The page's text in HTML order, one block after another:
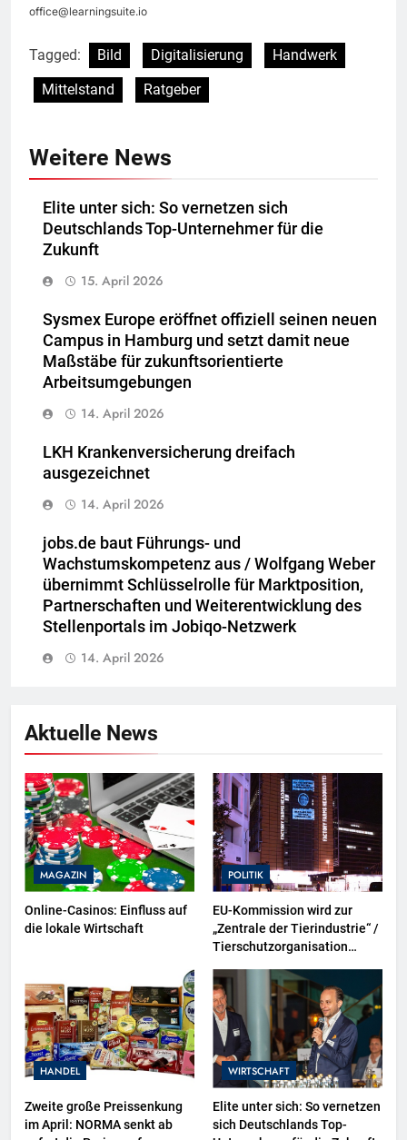
office@learningsuite.io
Tagged: Bild Digitalisierung
Handwerk
Mittelstand
Ratgeber
Weitere News
Elite unter sich: So vernetzen sich
Deutschlands Top-Unternehmer für die
Zukunft
15. April 2026
Sysmex Europe eröffnet offiziell seinen neuen
Campus in Hamburg und setzt damit neue
Maßstäbe für zukunftsorientierte
Arbeitsumgebungen
14. April 2026
LKH Krankenversicherung dreifach
ausgezeichnet
14. April 2026
jobs.de baut Führungs- und
Wachstumskompetenz aus / Wolfgang Weber
übernimmt Schlüsselrolle für Marktposition,
Partnerschaften und Weiterentwicklung des
Stellenportals im Jobiqo-Netzwerk
14. April 2026
Aktuelle News
MAGAZIN
Online-Casinos: Einfluss auf
die lokale Wirtschaft
POLITIK
EU-Kommission wird zur
„Zentrale der Tierindustrie“ /
Tierschutzorganisation
Projektion in Brüssel die
Nähe der EU-Kommission zur
Tierindustrie an
HANDEL
Zweite große Preissenkung
im April: NORMA senkt ab
WIRTSCHAFT
Elite unter sich: So vernetzen
sich Deutschlands Top-